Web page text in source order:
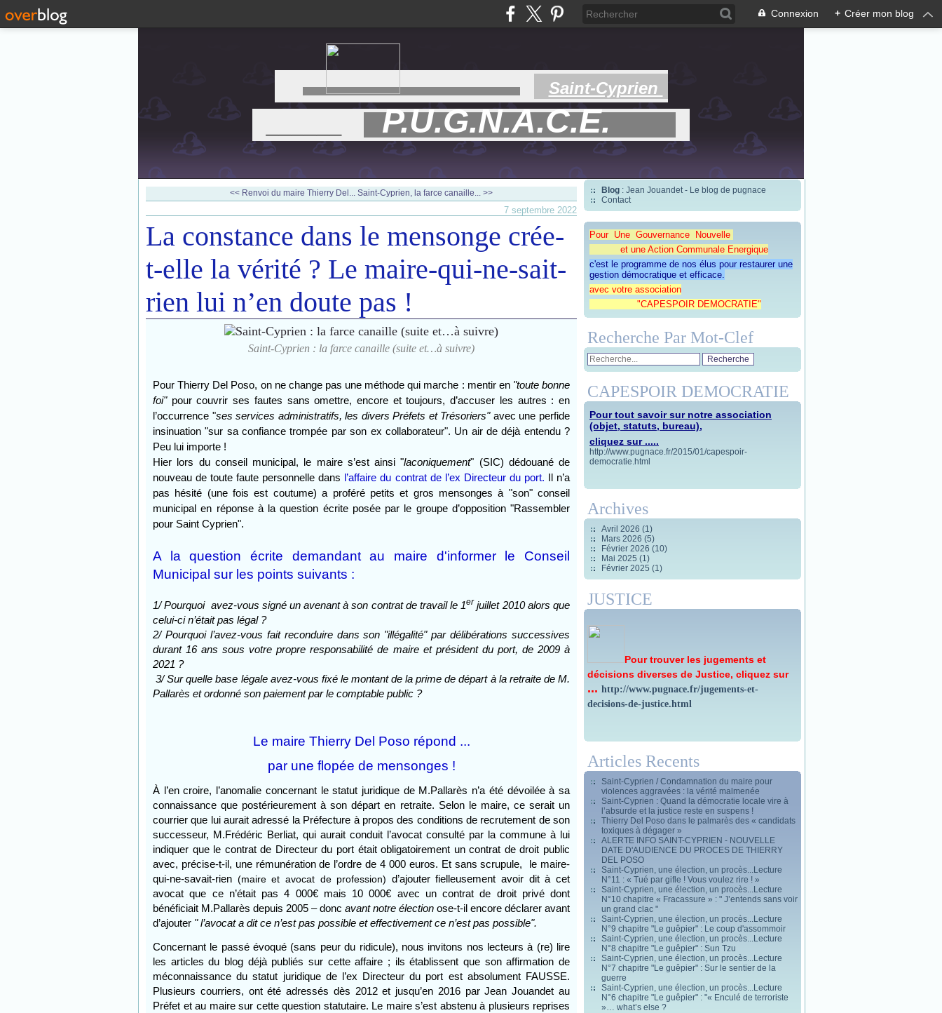
Connexion + Créer mon blog
Saint-Cyprien
P.U.G.N.A.C.E.
<< Renvoi du maire Thierry Del... Saint-Cyprien, la farce canaille... >>
7 septembre 2022
La constance dans le mensonge crée-
t-elle la vérité ? Le maire-qui-ne-sait-
rien lui n’en doute pas !
Saint-Cyprien : la farce canaille (suite et…à suivre)
Pour Thierry Del Poso, on ne change pas une méthode qui marche : mentir en "toute bonne
foi" pour couvrir ses fautes sans omettre, encore et toujours, d’accuser les autres : en
l’occurrence "ses services administratifs, les divers Préfets et Trésoriers"avec une perfide
insinuation "sur sa confiance trompée par son ex collaborateur". Un air de déjà entendu ?
Peu lui importe !
Hier lors du conseil municipal, le maire s’est ainsi "laconiquement" (SIC) dédouané de
nouveau de toute faute personnelle dans
l’affaire du contrat de l’ex Directeur du port. Il n’a
pas hésité (une fois est coutume) a proféré petits et gros mensonges à "son" conseil
municipal en réponse à la question écrite posée par le groupe d’opposition "Rassembler
pour Saint Cyprien".
A la question écrite demandant au maire d'informer le Conseil
Municipal sur les points suivants :
1/ Pourquoi avez-vous signé un avenant à son contrat de travail le 1er juillet 2010alors que
celui-ci n’était pas légal ?
2/ Pourquoi l’avez-vous fait reconduire dans son "illégalité" par délibérations successives
durant 16 ans sous votre propre responsabilité de maire et président du port, de 2009 à
2021 ?
3/ Sur quelle base légale avez-vous fixé le montant de la prime de départ à la retraite de M.
Pallarès et ordonné son paiement par le comptable public ?
Le maire Thierry Del Poso répond ...
par une flopée de mensonges !
À l’en croire, l’anomalie concernant le statut juridique de M.Pallarès n’a été dévoilée à sa
connaissance que postérieurement à son départ en retraite. Selon le maire, ce serait un
courrier que lui aurait adressé la Préfecture à propos des conditions de recrutement de son
successeur, M.Frédéric Berliat, qui aurait conduit l’avocat consulté par la commune à lui
indiquer que le contrat de Directeur du port était obligatoirement un contrat de droit public
avec, précise-t-il, une rémunération de l’ordre de 4 000 euros. Et sans scrupule, le maire-
qui-ne-savait-rien (maire et avocat de profession) d’ajouter fielleusement avoir dit à cet
avocat que ce n’était pas 4 000€ mais 10 000€ avec un contrat de droit privé dont
bénéficiait M.Pallarès depuis 2005 – donc avant notre élection ose-t-il encore déclarer avant
d’ajouter " l’avocat a dit ce n’est pas possible et effectivement ce n’est pas possible".
Concernant le passé évoqué (sans peur du ridicule), nous invitons nos lecteurs à (re) lire
les articles du blog déjà publiés sur cette affaire ; ils établissent que son affirmation de
méconnaissance du statut juridique de l’ex Directeur du port est absolument FAUSSE.
Plusieurs courriers, ont été adressés dès 2012 et jusqu’en 2016 par Jean Jouandet au
Préfet et au maire sur cette question statutaire. Le maire s’est abstenu à plusieurs reprises
Blog : Jean Jouandet - Le blog de pugnace
Contact
Pour Une Gouvernance Nouvelle
et une Action Communale Energique
c'est le programme de nos élus pour restaurer une
gestion démocratique et efficace.
avec votre association
"CAPESPOIR DEMOCRATIE"
Recherche Par Mot-Clef
CAPESPOIR DEMOCRATIE
Pour tout savoir sur notre association
(objet, statuts, bureau),
cliquez sur .....
http://www.pugnace.fr/2015/01/capespoir-
democratie.html
Archives
Avril 2026 (1)
Mars 2026 (5)
Février 2026 (10)
Mai 2025 (1)
Février 2025 (1)
JUSTICE
Pour trouver les jugements et
décisions diverses de Justice, cliquez sur
... http://www.pugnace.fr/jugements-et-
decisions-de-justice.html
Articles Recents
Saint-Cyprien / Condamnation du maire pour
violences aggravées : la vérité malmenée
Saint-Cyprien : Quand la démocratie locale vire à
l’absurde et la justice reste en suspens !
Thierry Del Poso dans le palmarès des « candidats
toxiques à dégager »
ALERTE INFO SAINT-CYPRIEN - NOUVELLE
DATE D'AUDIENCE DU PROCES DE THIERRY
DEL POSO
Saint-Cyprien, une élection, un procès...Lecture
N°11 : « Tué par gifle ! Vous voulez rire ! »
Saint-Cyprien, une élection, un procès...Lecture
N°10 chapitre « Fracassure » : " J’entends sans voir
un grand clac "
Saint-Cyprien, une élection, un procès...Lecture
N°9 chapitre "Le guêpier" : Le coup d'assommoir
Saint-Cyprien, une élection, un procès...Lecture
N°8 chapitre "Le guêpier" : Sun Tzu
Saint-Cyprien, une élection, un procès...Lecture
N°7 chapitre "Le guêpier" : Sur le sentier de la
guerre
Saint-Cyprien, une élection, un procès...Lecture
N°6 chapitre "Le guêpier" : "« Enculé de terroriste
»… what’s else ?